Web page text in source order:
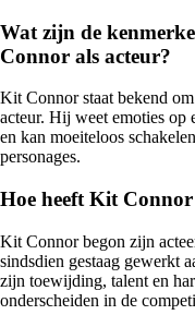
Wat zijn de
Connor als acteur?
Kit Connor staat bekend
acteur. Hij weet emoties op
en kan moeiteloos
personages.
Hoe heeft Kit
Kit Connor begon zijn
sindsdien gestaag gewerkt
zijn toewijding, talent en
onderscheiden in de